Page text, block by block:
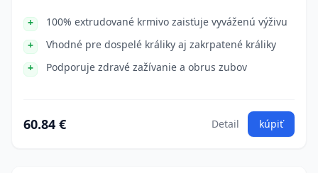
100% extrudované krmivo zaisťuje vyváženú výživu
Vhodné pre dospelé králiky aj zakrpatené králiky
Podporuje zdravé zažívanie a obrus zubov
60.84 € Detail kúpiť